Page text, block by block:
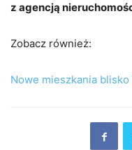
z agencją
Zobacz również:
Nowe mieszkania blisko